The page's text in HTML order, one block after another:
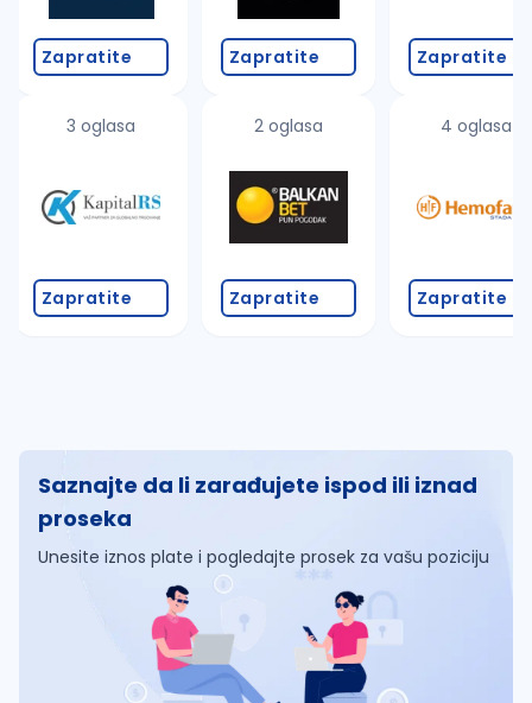
Zapratite
3 oglasa
Zapratite
Zapratite
2 oglasa
Zapratite
Zapratite
4 oglasa
Zapratite
Saznajte da li zarađujete ispod ili iznad
proseka
Unesite iznos plate i pogledajte prosek za vašu poziciju